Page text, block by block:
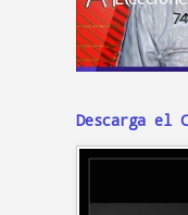
Descarga el